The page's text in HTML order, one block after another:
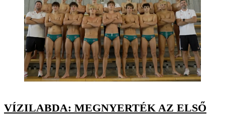
VÍZILABDA: MEGNYERTÉK AZ ELSŐ